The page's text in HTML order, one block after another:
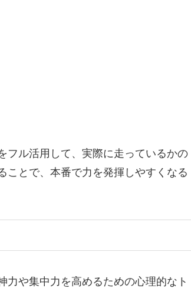
フル活用して、実際に走っているかの
ことで、本番で力を発揮しやすくなる
力や集中力を高めるための心理的なト